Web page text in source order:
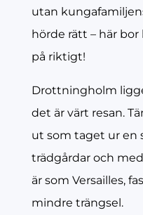
utan
hörde rätt – här
på riktigt!
Drottningholm
det är värt resan.
ut som taget ur en
trädgårdar och
är som Versailles,
mindre trängsel.